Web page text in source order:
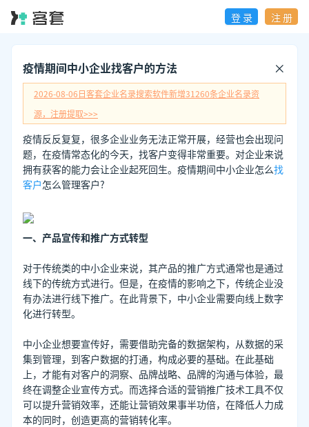
登 录 注 册
疫情期间中小企业找客户的方法
2026-08-06日客套企业名录搜索软件新增31260条企业名录资
源，注册提取>>>
疫情反反复复，很多企业业务无法正常开展，经营也会出现问
题，在疫情常态化的今天，找客户变得非常重要。对企业来说
拥有获客的能力会让企业起死回生。疫情期间中小企业怎么找
客户怎么管理客户?
一、产品宣传和推广方式转型
对于传统类的中小企业来说，其产品的推广方式通常也是通过
线下的传统方式进行。但是，在疫情的影响之下，传统企业没
有办法进行线下推广。在此背景下，中小企业需要向线上数字
化进行转型。
中小企业想要宣传好，需要借助完备的数据架构，从数据的采
集到管理，到客户数据的打通，构成必要的基础。在此基础
上，才能有对客户的洞察、品牌战略、品牌的沟通与体验，最
终在调整企业宣传方式。而选择合适的营销推广技术工具不仅
可以提升营销效率，还能让营销效果事半功倍，在降低人力成
本的同时，创造更高的营销转化率。